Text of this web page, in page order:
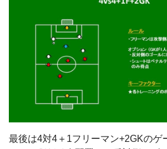
最後は4対4＋1フリーマン+2GKのゲ